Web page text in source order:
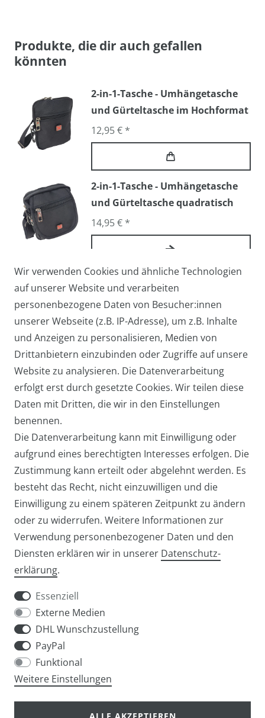
Produkte, die dir auch gefallen
könnten
2-in-1-Tasche - Umhängetasche
und Gürteltasche im Hochformat
12,95 € *
2-in-1-Tasche - Umhängetasche
und Gürteltasche quadratisch
14,95 € *
Arbeitstasche / Flugbegleiter /
Pilotentasche Medium
27,95 € *
Arbeitstasche / Laptoptasche /
Umhängetasche Groß
39,95 € *
Widerrufs­formular
Impressum Daten­schutz­erklärung
info@taschen-tony.de
Wir verwenden Cookies und ähnliche Technologien
auf unserer Website und verarbeiten
personenbezogene Daten von Besucher:innen
unserer Webseite (z.B. IP-Adresse), um z.B. Inhalte
und Anzeigen zu personalisieren, Medien von
Drittanbietern einzubinden oder Zugriffe auf unsere
Website zu analysieren. Die Datenverarbeitung
erfolgt erst durch gesetzte Cookies. Wir teilen diese
Daten mit Dritten, die wir in den Einstellungen
benennen.
Die Datenverarbeitung kann mit Einwilligung oder
aufgrund eines berechtigten Interesses erfolgen. Die
Zustimmung kann erteilt oder abgelehnt werden. Es
besteht das Recht, nicht einzuwilligen und die
Einwilligung zu einem späteren Zeitpunkt zu ändern
oder zu widerrufen. Weitere Informationen zur
Verwendung personenbezogener Daten und den
Diensten erklären wir in unserer Daten­schutz­
erklärung.
Essenziell
Externe Medien
DHL Wunschzustellung
PayPal
Funktional
Weitere Einstellungen
ALLE AKZEPTIEREN